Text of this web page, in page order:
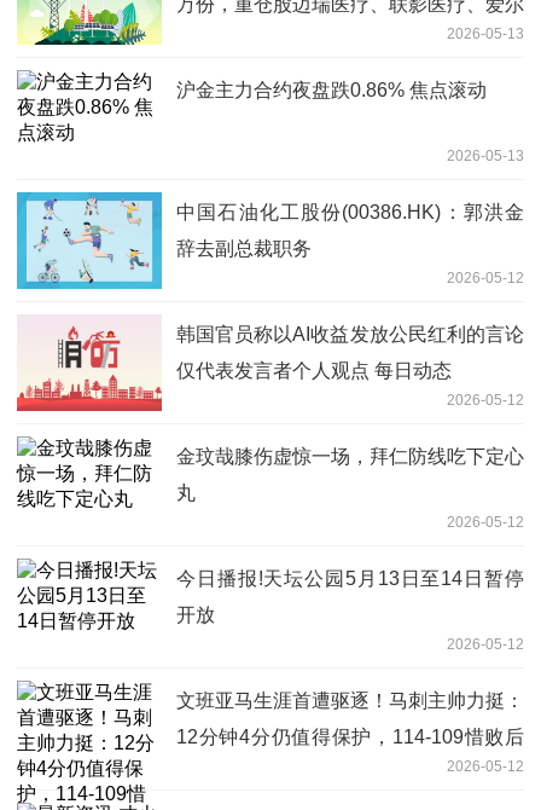
2026-05-13
沪金主力合约夜盘跌0.86% 焦点滚动
2026-05-13
中国石油化工股份(00386.HK)：郭洪金
辞去副总裁职务
2026-05-12
韩国官员称以AI收益发放公民红利的言论
仅代表发言者个人观点 每日动态
2026-05-12
金玟哉膝伤虚惊一场，拜仁防线吃下定心
丸
2026-05-12
今日播报!天坛公园5月13日至14日暂停
开放
2026-05-12
文班亚马生涯首遭驱逐！马刺主帅力挺：
12分钟4分仍值得保护，114-109惜败后
2026-05-12